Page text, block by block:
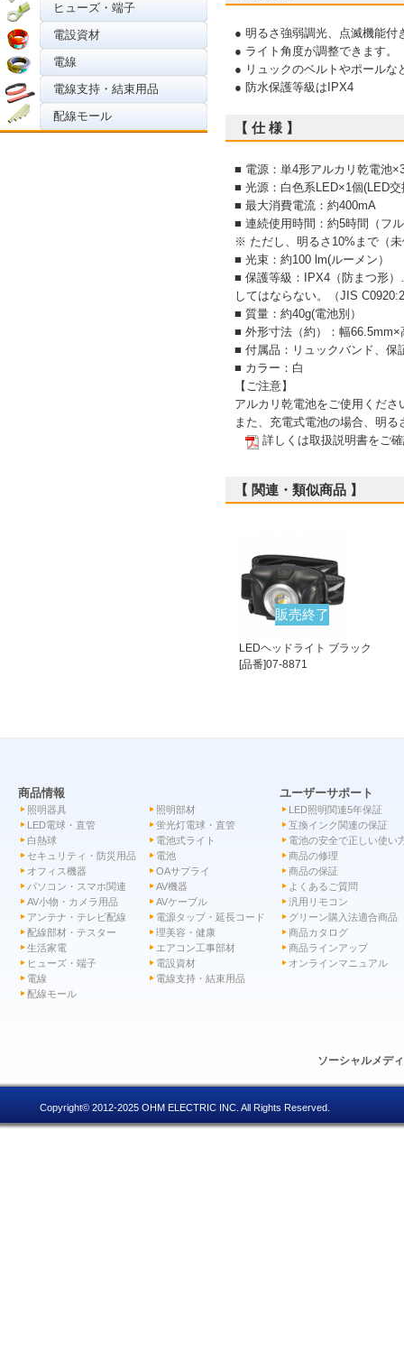
ヒューズ・端子
電設資材
電線
電線支持・結束用品
配線モール
● 明るさ強弱調光、点滅機能付
● ライト角度が調整できます。
● リュックのベルトやポールな
● 防水保護等級はIPX4
【 仕 様 】
■ 電源：単4形アルカリ乾電池
■ 光源：白色系LED×1個(LED
■ 最大消費電流：約400mA
■ 連続使用時間：約5時間（フ
※ ただし、明るさ10%まで（
■ 光束：約100 lm(ルーメン）
■ 保護等級：IPX4（防まつ形
してはならない。（JIS
■ 質量：約40g(電池別）
■ 外形寸法（約）：幅
■ 付属品：リュックバンド、保
■ カラー：白
【ご注意】
アルカリ乾電池をご使用くだ
また、充電式電池の場合、明
詳しくは取扱説明書をご
【 関連・類似商品 】
販売終了
LEDヘッドライト ブラック
[品番]07-8871
商品情報
照明器具
照明部材
LED電球・直管
蛍光灯電球・直管
白熱球
電池式ライト
セキュリティ・防災用品
電池
オフィス機器
OAサプライ
パソコン・スマホ関連
AV機器
AV小物・カメラ用品
AVケーブル
アンテナ・テレビ配線
電源タップ・延長コード
配線部材・テスター
理美容・健康
生活家電
エアコン工事部材
ヒューズ・端子
電設資材
電線
電線支持・結束用品
配線モール
ユーザーサポート
LED照明関連5年保証
互換インク関連の保証
電池の安全で正しい使い
商品の修理
商品の保証
よくあるご質問
汎用リモコン
グリーン購入法適合商品
商品カタログ
商品ラインアップ
オンラインマニュアル
ソーシャルメデ
Copyright© 2012-2025 OHM ELECTRIC INC. All Rights Reserved.